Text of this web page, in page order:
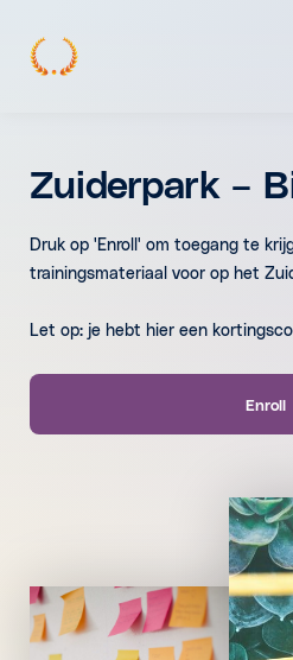
Zuiderpark –
Druk op 'Enroll' om toegang te
trainingsmateriaal voor op het
Let op: je hebt hier een
Enroll